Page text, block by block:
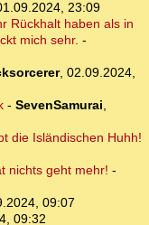
23:09
Rückhalt haben als in
mich sehr. -
, 02.09.2024,
- SevenSamurai,
die Isländischen Huhh!
nichts geht mehr! -
09:07
09:32